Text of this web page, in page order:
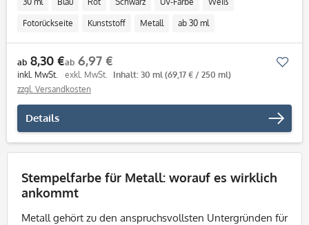
Fotorückseite Kunststoff Metall ab 30 ml
ab 8,30 €
inkl. MwSt.
ab 6,97 €
exkl. MwSt. Inhalt: 30 ml (69,17 € / 250 ml)
zzgl. Versandkosten
Details
Stempelfarbe für Metall: worauf es wirklich
ankommt
Metall gehört zu den anspruchsvollsten Untergründen für